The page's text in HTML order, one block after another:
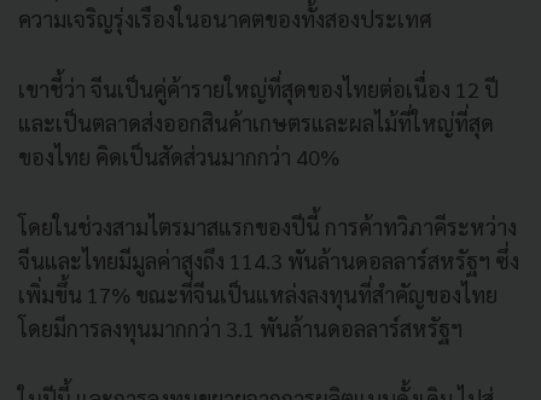
ความเจริญรุ่งเรืองในอนาคตของทั้งสองประเทศ
เขาชี้ว่า จีนเป็นคู่ค้ารายใหญ่ที่สุดของไทยต่อเนื่อง 12 ปี
และเป็นตลาดส่งออกสินค้าเกษตรและผลไม้ที่ใหญ่ที่สุด
ของไทย คิดเป็นสัดส่วนมากกว่า 40%
โดยในช่วงสามไตรมาสแรกของปีนี้ การค้าทวิภาคีระหว่าง
จีนและไทยมีมูลค่าสูงถึง 114.3 พันล้านดอลลาร์สหรัฐฯ ซึ่ง
เพิ่มขึ้น 17% ขณะที่จีนเป็นแหล่งลงทุนที่สำคัญของไทย
โดยมีการลงทุนมากกว่า 3.1 พันล้านดอลลาร์สหรัฐฯ